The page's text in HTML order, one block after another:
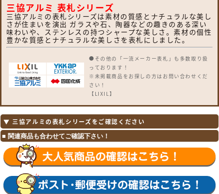
三協アルミ 表札シリーズ
三協アルミの表札シリーズは素材の質感とナチュラルな美し
さが住まいを演出 ガラスや石、陶器などの趣きのある深い
味わいや、ステンレスの持つシャープな美しさ。素材の個性
豊かな質感とナチュラルな美しさを表札にしました。
●その他の「一流メーカー表札」も多数取り扱
っております！
※未掲載商品をお探しの方はお問い合わせくだ
さい！
【LIXIL】
ン・チタンサイン・切り文字サインA・切り文
字サインB・切り文字サインC・切り文字サイ
ンD・切り文字サインS・SUS切り文字ベース
サイン・SUS抜き文字ベースサインP型・SUS
抜き文字ベースサインL型・アルファベットサ
イン・エンブレムサイン・インフォユニットサ
インW・タイルサイン・備前焼サイン・美濃焼
サイン・有田焼サイン・東京七宝サイン・黒御
▼ 三協アルミの表札シリーズをご確認ください